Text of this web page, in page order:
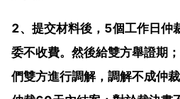
2、提交材料後，5個工作日仲
委不收費。然後給雙方舉證期
們雙方進行調解，調解不成仲